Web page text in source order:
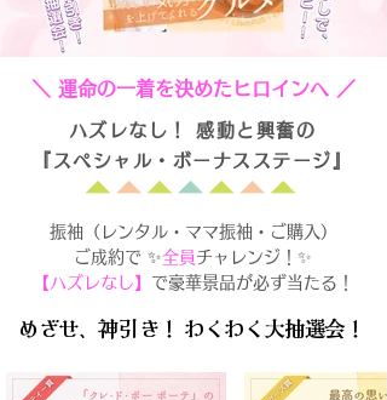
＼ 運命の一着を決めたヒロインへ ／
ハズレなし！ 感動と興奮の
『スペシャル・ボーナスステージ』
振袖（レンタル・ママ振袖・ご購入）
ご成約で ✨全員チャレンジ！✨
【ハズレなし】
で豪華景品が必ず当たる！
めざせ、神引き！ わくわく大抽選会！
めざせ、神引き！ わくわく大抽選会！